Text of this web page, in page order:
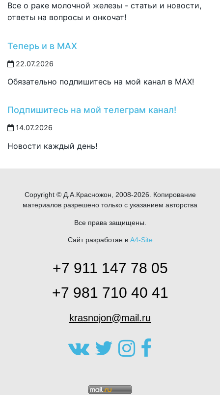
Все о раке молочной железы - статьи и новости,
ответы на вопросы и онкочат!
Теперь и в MAX
22.07.2026
Обязательно подпишитесь на мой канал в MAX!
Подпишитесь на мой телеграм канал!
14.07.2026
Новости каждый день!
Copyright © Д.А.Красножон, 2008-2026. Копирование
материалов разрешено только с указанием авторства
Все права защищены.
Сайт разработан в A4-Site
+7 911 147 78 05
+7 981 710 40 41
krasnojon@mail.ru